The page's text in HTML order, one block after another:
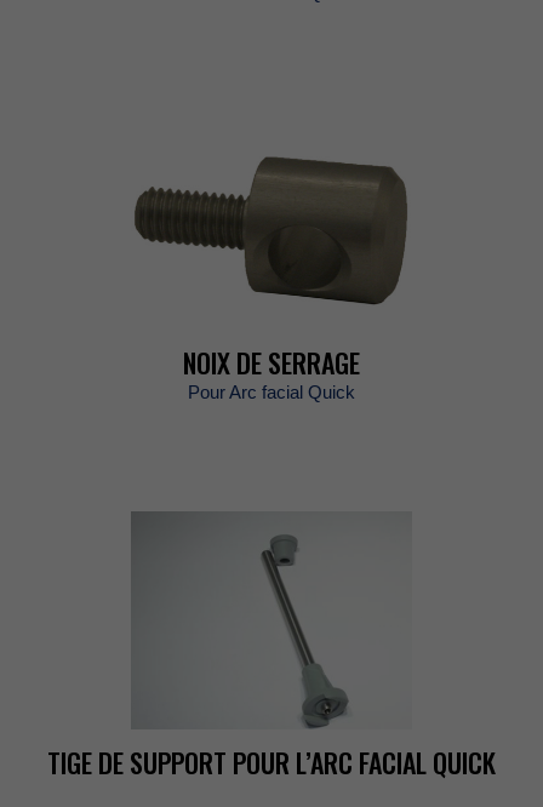
NOIXDESERRAGE
PourArcfacialQuick
TIGEDESUPPORTPOURL’ARCFACIALQUICK